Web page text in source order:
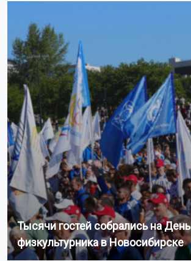
Тысячи гостей собрались на День
физкультурника в Новосибирске